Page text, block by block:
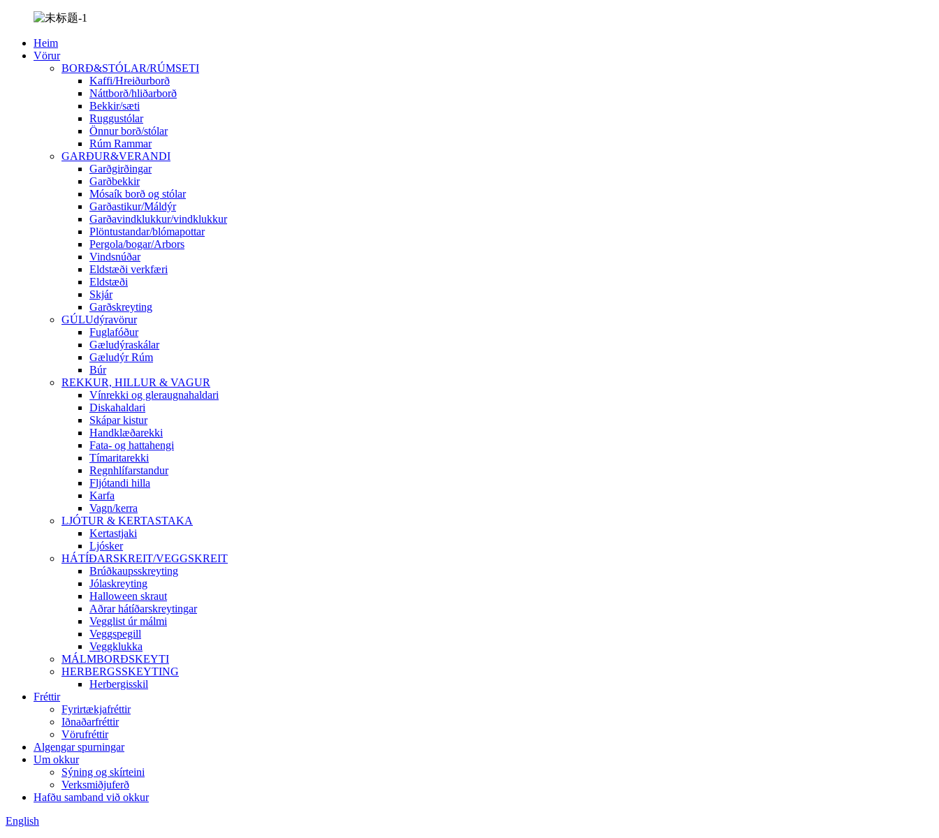
Heim
Vörur
BORÐ&STÓLAR/RÚMSETI
Kaffi/Hreiðurborð
Náttborð/hliðarborð
Bekkir/sæti
Ruggustólar
Önnur borð/stólar
Rúm Rammar
GARÐUR&VERANDI
Garðgirðingar
Garðbekkir
Mósaík borð og stólar
Garðastikur/Máldýr
Garðavindklukkur/vindklukkur
Plöntustandar/blómapottar
Pergola/bogar/Arbors
Vindsnúðar
Eldstæði verkfæri
Eldstæði
Skjár
Garðskreyting
GÚLUdýravörur
Fuglafóður
Gæludýraskálar
Gæludýr Rúm
Búr
REKKUR, HILLUR & VAGUR
Vínrekki og gleraugnahaldari
Diskahaldari
Skápar kistur
Handklæðarekki
Fata- og hattahengi
Tímaritarekki
Regnhlífarstandur
Fljótandi hilla
Karfa
Vagn/kerra
LJÓTUR & KERTASTAKA
Kertastjaki
Ljósker
HÁTÍÐARSKREIT/VEGGSKREIT
Brúðkaupsskreyting
Jólaskreyting
Halloween skraut
Aðrar hátíðarskreytingar
Vegglist úr málmi
Veggspegill
Veggklukka
MÁLMBORÐSKEYTI
HERBERGSSKEYTING
Herbergisskil
Fréttir
Fyrirtækjafréttir
Iðnaðarfréttir
Vörufréttir
Algengar spurningar
Um okkur
Sýning og skírteini
Verksmiðjuferð
Hafðu samband við okkur
English